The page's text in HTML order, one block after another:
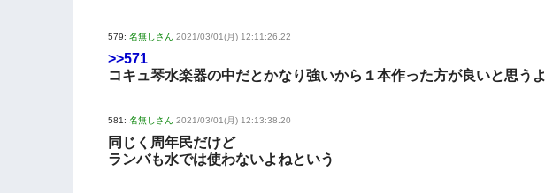
579: 名無しさん 2021/03/01(月) 12:11:26.22
>>571
コキュ琴水楽器の中だとかなり強いから１本作った方が良いと思うよ
581: 名無しさん 2021/03/01(月) 12:13:38.20
同じく周年民だけど
ランバも水では使わないよねという